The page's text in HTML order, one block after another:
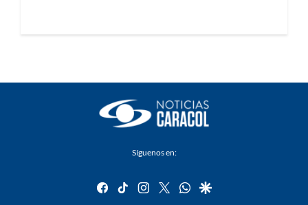
Síguenos en:
facebook
tiktok instagram
twitterwhatsapp
google